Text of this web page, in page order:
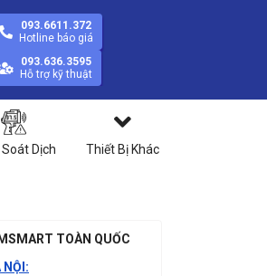
093.6611.372
Hotline báo giá
093.636.3595
Hỗ trợ kỹ thuật
Soát Dịch Thiết Bị Khác
TOÀN QUỐC
NỘI: